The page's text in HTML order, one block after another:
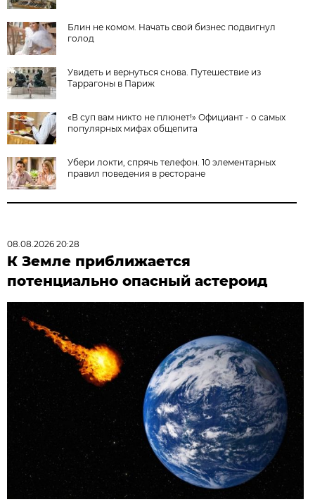
Блин не комом. Начать свой бизнес подвигнул
голод
Увидеть и вернуться снова. Путешествие из
Таррагоны в Париж
«В суп вам никто не плюнет!» Официант - о самых
популярных мифах общепита
Убери локти, спрячь телефон. 10 элементарных
правил поведения в ресторане
08.08.2026 20:28
К Земле приближается
потенциально опасный астероид